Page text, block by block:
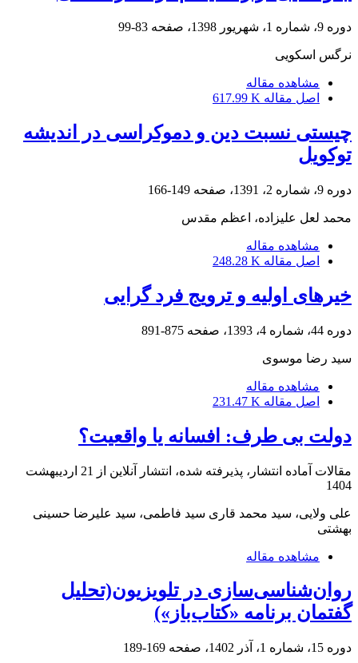
دوره 9، شماره 1، شهریور 1398، صفحه 83-99
نرگس اسکویی
مشاهده مقاله
اصل مقاله 617.99 K
چیستی نسبت دین و دموکراسی در اندیشه
توکویل
دوره 9، شماره 2، 1391، صفحه 149-166
محمد لعل علیزاده، اعظم مقدس
مشاهده مقاله
اصل مقاله 248.28 K
خیرهای اولیه و ترویج فرد گرایی
دوره 44، شماره 4، 1393، صفحه 875-891
سید رضا موسوی
مشاهده مقاله
اصل مقاله 231.47 K
دولت بی ‏طرف: افسانه یا واقعیت؟
مقالات آماده انتشار، پذیرفته شده، انتشار آنلاین از
21 اردیبهشت
1404
علی ولایی، سید محمد قاری سید فاطمی، سید علیرضا حسینی
بهشتی
مشاهده مقاله
روان‌شناسی‌سازی در تلویزیون(تحلیل
گفتمان برنامه «کتاب‌باز»)
دوره 15، شماره 1، آذر 1402، صفحه 169-189